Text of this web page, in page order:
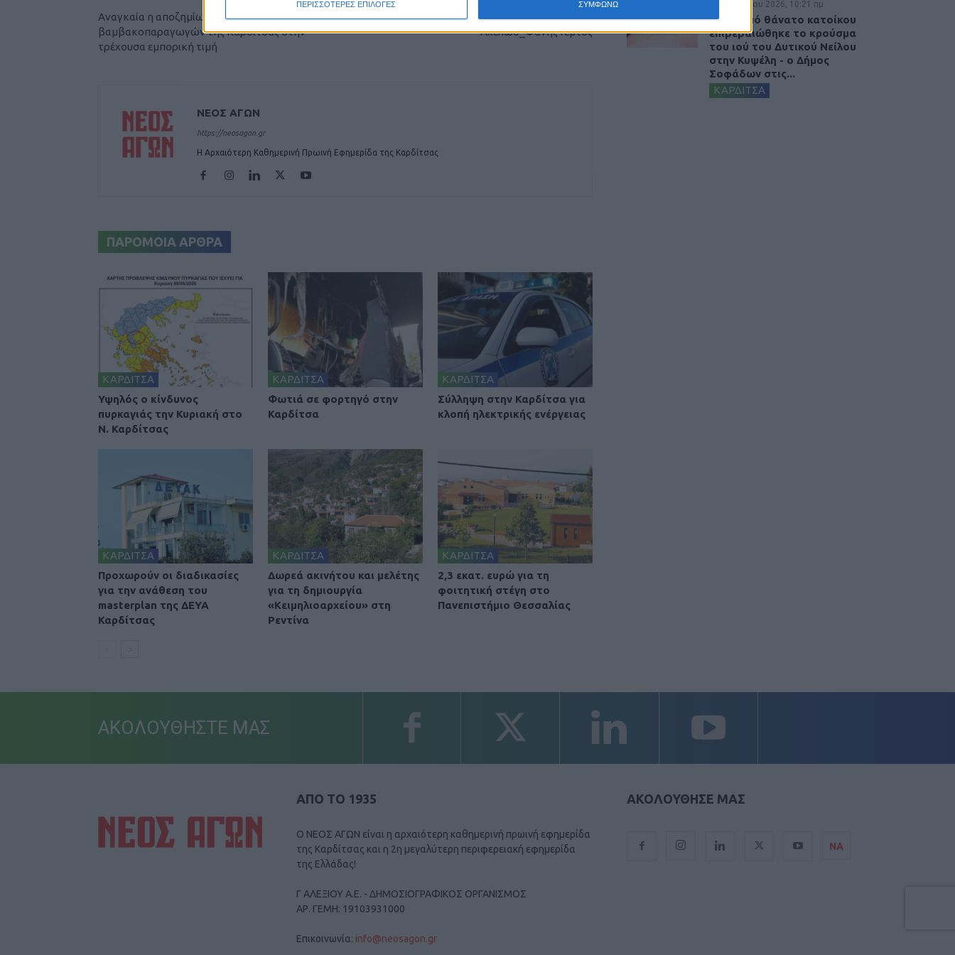
ΠΕΡΙΣΣΟΤΕΡΕΣ ΕΠΙΛΟΓΕΣ ΣΥΜΦΩΝΩ
Αναγκαία η αποζημίωση των
βαμβακοπαραγωγών της Καρδίτσας στην
τρέχουσα εμπορική τιμή
Κόντρα με δυτική Ελλάδα για τον
Αχελώο_Φάνης Γέμτος
ΝΕΟΣ ΑΓΩΝ
https://neosagon.gr
Η Αρχαιότερη Καθημερινή Πρωινή Εφημερίδα της Καρδίτσας
ΠΑΡΟΜΟΙΑ ΑΡΘΡΑ
ΚΑΡΔΙΤΣΑ
Υψηλός ο κίνδυνος
πυρκαγιάς την Κυριακή στο
Ν. Καρδίτσας
ΚΑΡΔΙΤΣΑ
Φωτιά σε φορτηγό στην
Καρδίτσα
ΚΑΡΔΙΤΣΑ
Σύλληψη στην Καρδίτσα για
κλοπή ηλεκτρικής ενέργειας
ΚΑΡΔΙΤΣΑ
Προχωρούν οι διαδικασίες
για την ανάθεση του
masterplan της ΔΕΥΑ
Καρδίτσας
ΚΑΡΔΙΤΣΑ
Δωρεά ακινήτου και μελέτης
για τη δημιουργία
«Κειμηλιοαρχείου» στη
Ρεντίνα
ΚΑΡΔΙΤΣΑ
2,3 εκατ. ευρώ για τη
φοιτητική στέγη στο
Πανεπιστήμιο Θεσσαλίας
7 Αυγούστου 2026, 10:21 πμ
Μετά από θάνατο κατοίκου
επιβεβαιώθηκε το κρούσμα
του ιού του Δυτικού Νείλου
στην Κυψέλη - ο Δήμος
Σοφάδων στις...
ΚΑΡΔΙΤΣΑ
ΑΚΟΛΟΥΘΗΣΤΕ ΜΑΣ
ΑΠΟ ΤΟ 1935
Ο ΝΕΟΣ ΑΓΩΝ είναι η αρχαιότερη καθημερινή πρωινή εφημερίδα
της Καρδίτσας και η 2η μεγαλύτερη περιφερειακή εφημερίδα
της Ελλάδας!
Γ ΑΛΕΞΙΟΥ Α.Ε. - ΔΗΜΟΣΙΟΓΡΑΦΙΚΟΣ ΟΡΓΑΝΙΣΜΟΣ
ΑΡ. ΓΕΜΗ: 19103931000
Επικοινωνία: info@neosagon.gr
ΑΚΟΛΟΥΘΗΣΕ ΜΑΣ
ΝΑ